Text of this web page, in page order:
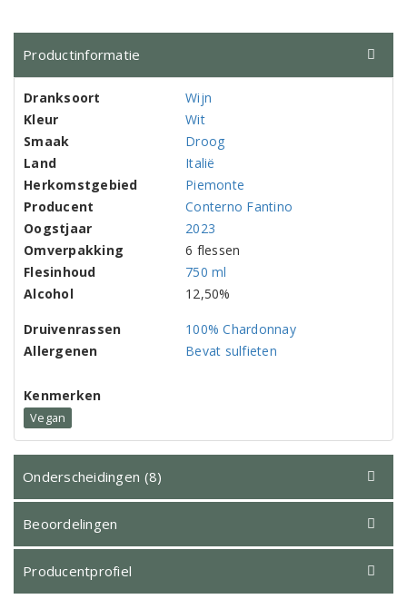
Productinformatie
Dranksoort
Wijn
Kleur
Wit
Smaak
Droog
Land
Italië
Herkomstgebied
Piemonte
Producent
Conterno Fantino
Oogstjaar
2023
Omverpakking
6 flessen
Flesinhoud
750 ml
Alcohol
12,50%
Druivenrassen
100% Chardonnay
Allergenen
Bevat sulfieten
Kenmerken
Vegan
Onderscheidingen (8)
Beoordelingen
Producentprofiel